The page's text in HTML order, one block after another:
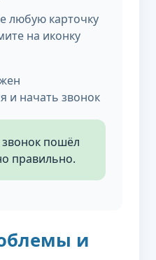
любую карточку
на иконку
и начать звонок
звонок пошёл
правильно.
и